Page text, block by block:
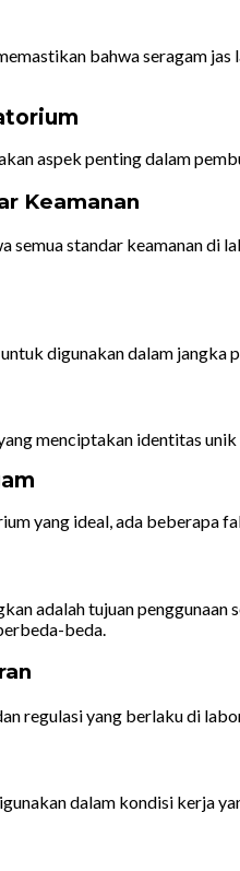
bahwa seragam
aspek penting dalam
Keamanan
semua standar keamanan
digunakan dalam
menciptakan identitas
yang ideal, ada beberapa
adalah tujuan
beda.
regulasi yang berlaku di
dalam kondisi kerja